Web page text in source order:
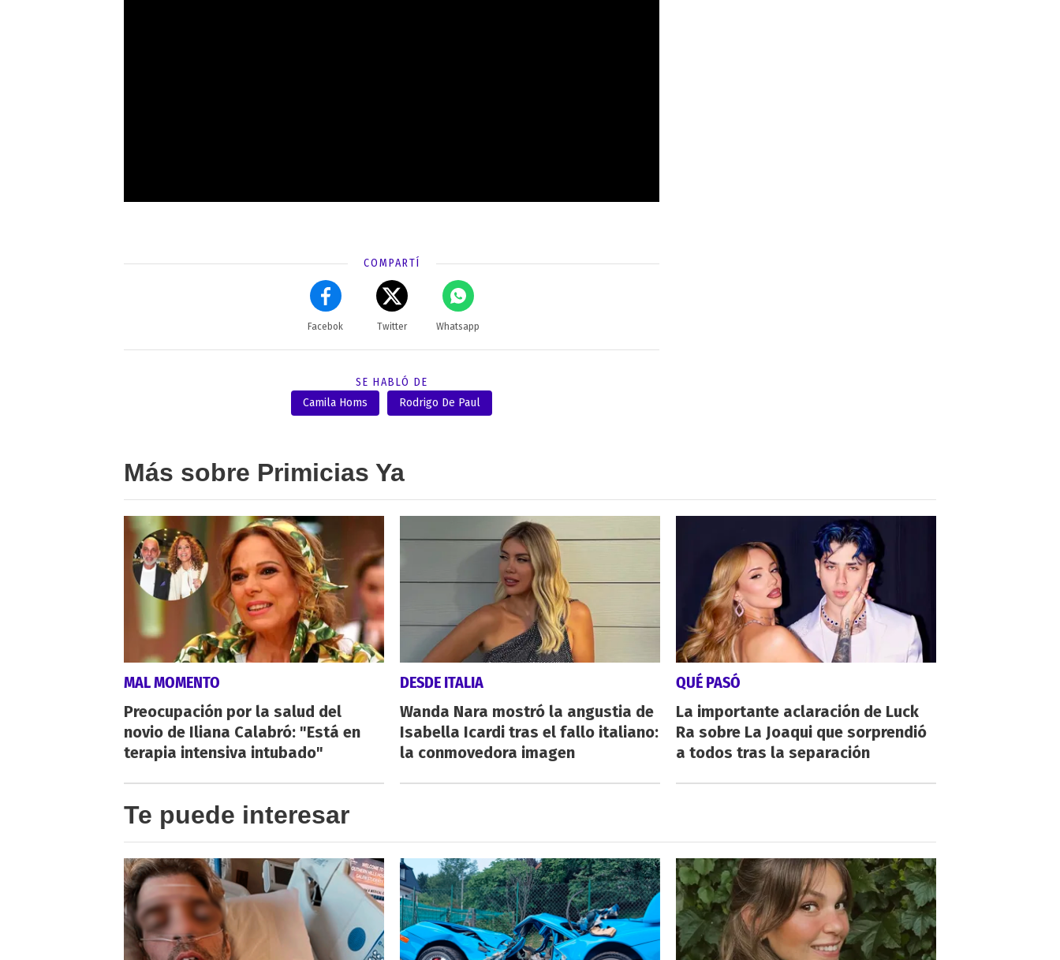
COMPARTÍ
Facebok Twitter Whatsapp
SE HABLÓ DE
Camila Homs
Rodrigo De Paul
Más sobre Primicias Ya
MAL MOMENTO
Preocupación por la salud del
novio de Iliana Calabró: "Está en
terapia intensiva intubado"
DESDE ITALIA
Wanda Nara mostró la angustia de
Isabella Icardi tras el fallo italiano:
la conmovedora imagen
QUÉ PASÓ
La importante aclaración de Luck
Ra sobre La Joaqui que sorprendió
a todos tras la separación
Te puede interesar